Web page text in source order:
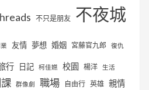
不只是朋友 不夜城
友情 夢想 婚姻 宮藤官九郎 復仇
行 日記 柯佳嬿 校園 楊洋 生活
群像劇 職場 自由行 英雄 親情